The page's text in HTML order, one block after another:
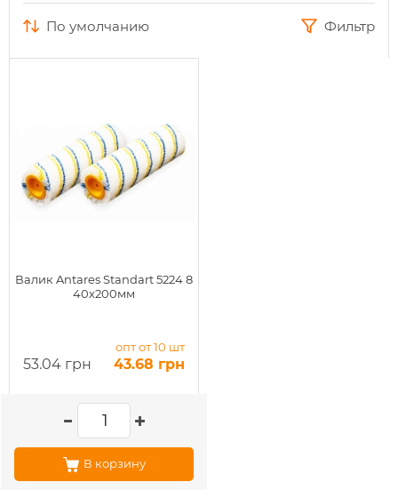
по умолчанию Фильтр
Валик Antares Standart 5224 8
40х200мм
53.04 грн
опт от 10 шт
43.68 грн
В корзину